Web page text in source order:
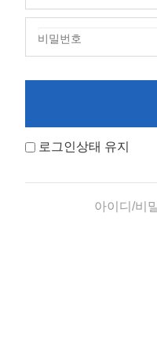
로그인상태 유지
아이디/비